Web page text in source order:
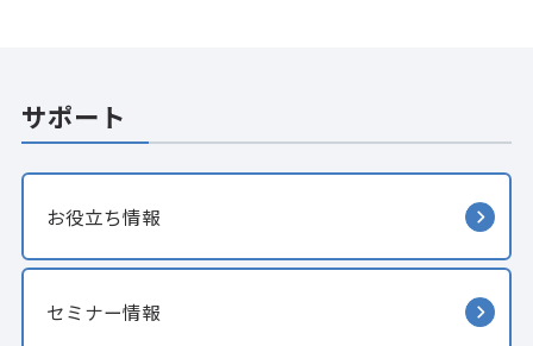
サポート
お役立ち情報
セミナー情報